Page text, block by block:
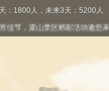
：1800人，未来3天：5200人
节，梁山景区精彩活动邀您来“兔